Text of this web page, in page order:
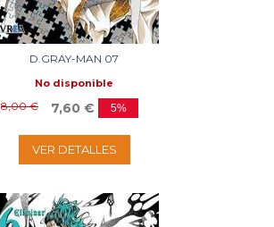
D.GRAY-MAN 07
No disponible
8,00 € 7,60 € 5%
VER DETALLES